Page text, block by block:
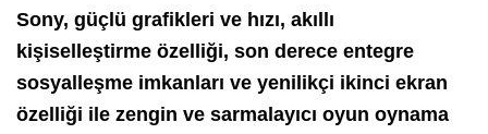
Sony, güçlü grafikleri ve hızı, akıllı
kişiselleştirme özelliği, son derece entegre
sosyalleşme imkanları ve yenilikçi ikinci ekran
özelliği ile zengin ve sarmalayıcı oyun oynama